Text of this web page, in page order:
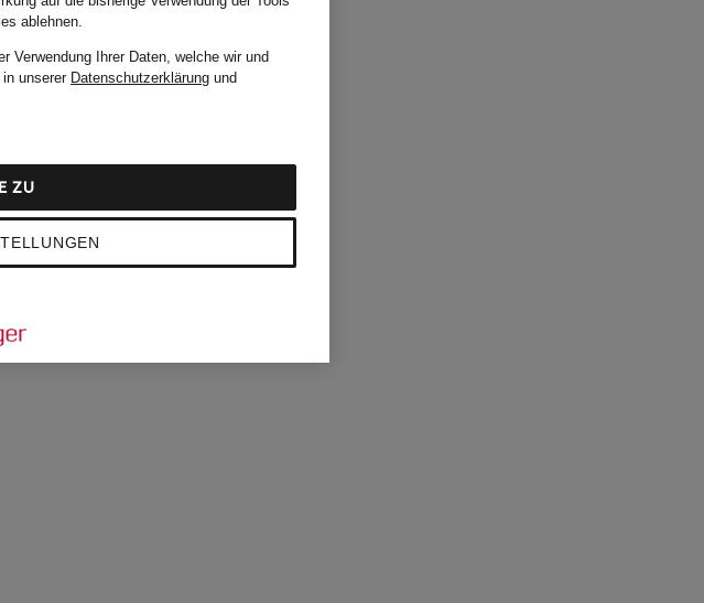
ablehnen.
Verwendung Ihrer Daten, welche wir und
unserer Datenschutzerklärung und
ZU